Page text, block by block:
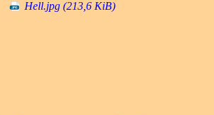
Hell.jpg (213,6 KiB)